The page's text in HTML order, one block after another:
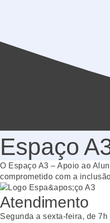
Espaço
O Espaço A3 – Apoio ao
comprometido com a
Atendimento
Segunda a sexta-feira, de 7h